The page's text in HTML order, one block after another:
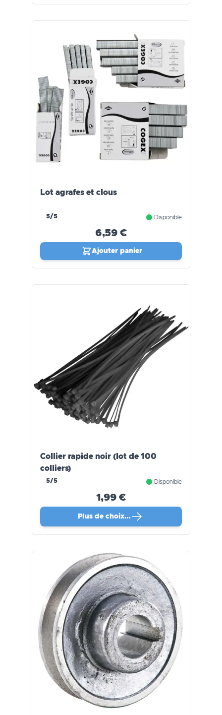
Lot agrafes et clous
5/5 Disponible
6,59 €
Ajouter panier
Collier rapide noir (lot de 100
colliers)
5/5 Disponible
1,99 €
Plus de choix…